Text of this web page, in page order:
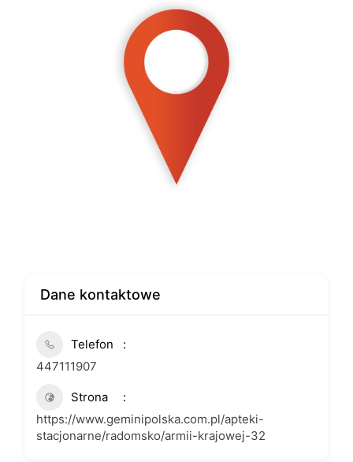
Dane kontaktowe
Telefon
447111907
Strona
https://www.geminipolska.com.pl/apteki-
stacjonarne/radomsko/armii-krajowej-32